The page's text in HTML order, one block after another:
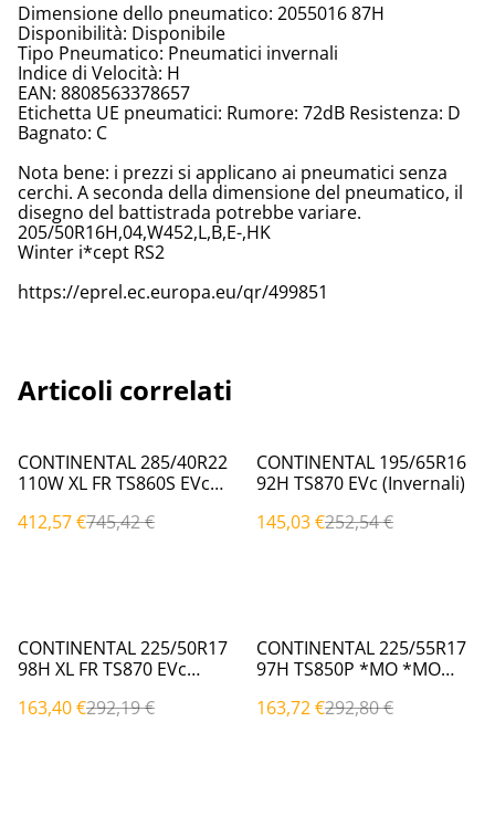
Dimensione dello pneumatico: 2055016 87H
Disponibilità: Disponibile
Tipo Pneumatico: Pneumatici invernali
Indice di Velocità: H
EAN: 8808563378657
Etichetta UE pneumatici: Rumore: 72dB Resistenza: D
Bagnato: C
Nota bene: i prezzi si applicano ai pneumatici senza
cerchi. A seconda della dimensione del pneumatico, il
disegno del battistrada potrebbe variare.
205/50R16H,04,W452,L,B,E-,HK
Winter i*cept RS2
https://eprel.ec.europa.eu/qr/499851
Articoli correlati
%
CONTINENTAL 285/40R22
110W XL FR TS860S EVc
412,57 €745,42 €
%
CONTINENTAL 195/65R16
92H TS870 EVc (Invernali)
145,03 €252,54 €
%
CONTINENTAL 225/50R17
98H XL FR TS870 EVc
163,40 €292,19 €
%
CONTINENTAL 225/55R17
97H TS850P *MO *MO
163,72 €292,80 €